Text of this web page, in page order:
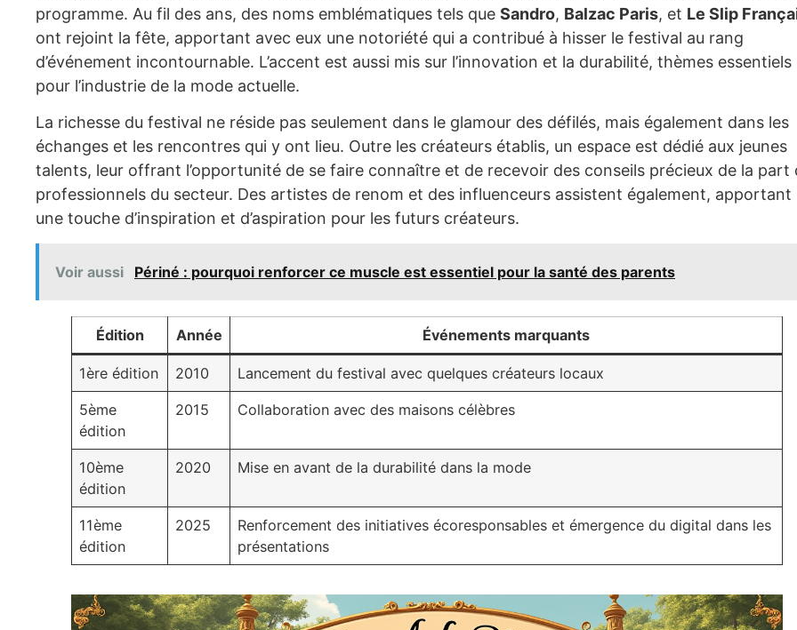
programme. Au fil des ans, des noms emblématiques tels que Sandro, Balzac Paris, et Le Slip
ont rejoint la fête, apportant avec eux une notoriété qui a contribué à hisser le festival au rang
d’événement incontournable. L’accent est aussi mis sur l’innovation et la durabilité, thèmes essentiels
pour l’industrie de la mode actuelle.
La richesse du festival ne réside pas seulement dans le glamour des défilés, mais également dans les
échanges et les rencontres qui y ont lieu. Outre les créateurs établis, un espace est dédié aux jeunes
talents, leur offrant l’opportunité de se faire connaître et de recevoir des conseils précieux de la part
professionnels du secteur. Des artistes de renom et des influenceurs assistent également, apportant
une touche d’inspiration et d’aspiration pour les futurs créateurs.
Voir aussi Périné : pourquoi renforcer ce muscle est essentiel pour la santé des parents
Édition Année Événements marquants
1ère édition 2010 Lancement du festival avec quelques créateurs locaux
5ème
édition
2015 Collaboration avec des maisons célèbres
10ème
édition
2020 Mise en avant de la durabilité dans la mode
11ème
édition
2025
Renforcement des initiatives écoresponsables et émergence du digital dans les
présentations